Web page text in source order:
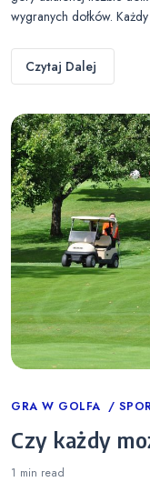
wygranych dołków.
Czytaj Dalej
Categories
GRA W GOLFA
Czy każdy
1 min read